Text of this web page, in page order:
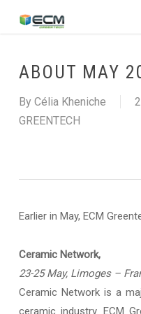
contentABOUT MAY
By Célia Kheniche
GREENTECH
Earlier in May, ECM
Ceramic Network,
23-25 May, Limoges –
Ceramic Network is a
ceramic industry. ECM